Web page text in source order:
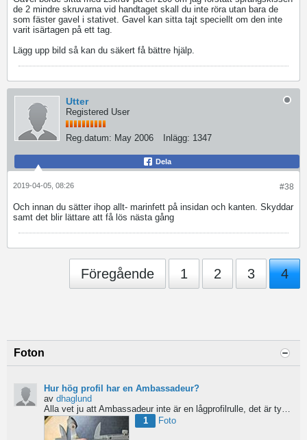
de 2 mindre skruvarna vid handtaget skall du inte röra utan bara de
som fäster gavel i stativet. Gavel kan sitta tajt speciellt om den inte
varit isärtagen på ett tag.
Lägg upp bild så kan du säkert få bättre hjälp.
Utter
Registered User
Reg.datum: May 2006 Inlägg: 1347
Dela
#38
2019-04-05, 08:26
Och innan du sätter ihop allt- marinfett på insidan och kanten. Skyddar
samt det blir lättare att få lös nästa gång
Föregående 1 2 3 4
Foton
Hur hög profil har en Ambassadeur?
av dhaglund
Alla vet ju att Ambassadeur inte är en lågprofilrulle, det är tydligt. Men hur hög profil har de egentligen?...
1
Foto